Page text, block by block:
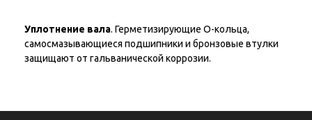
Уплотнение вала. Герметизирующие О-кольца,
самосмазывающиеся подшипники и бронзовые втулки
защищают от гальванической коррозии.